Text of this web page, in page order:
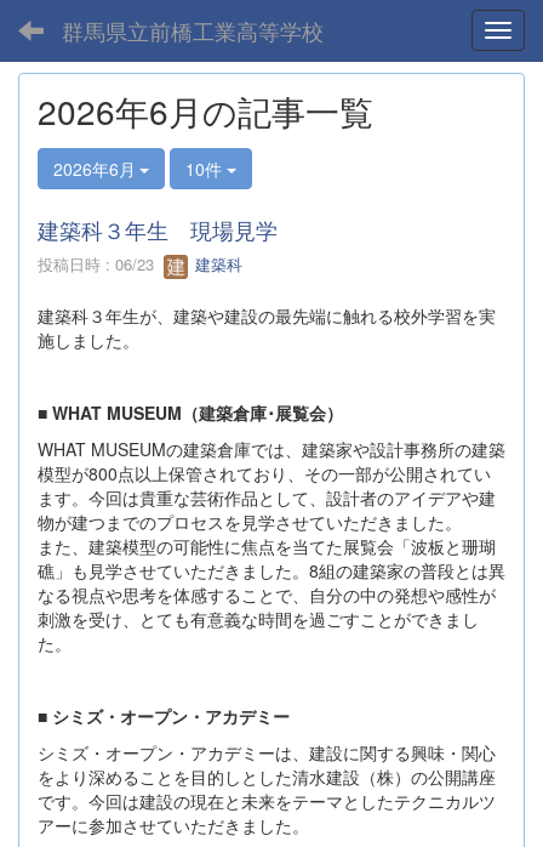
群馬県立前橋工業高等学校
2026年6月の記事一覧
2026年6月 10件
建築科３年生 現場見学
投稿日時 : 06/23 建築科
建築科３年生が、建築や建設の最先端に触れる校外学習を実
施しました。
■ WHAT MUSEUM（建築倉庫･展覧会）
WHAT MUSEUMの建築倉庫では、建築家や設計事務所の建築
模型が800点以上保管されており、その一部が公開されてい
ます。今回は貴重な芸術作品として、設計者のアイデアや建
物が建つまでのプロセスを見学させていただきました。
また、建築模型の可能性に焦点を当てた展覧会「波板と珊瑚
礁」も見学させていただきました。8組の建築家の普段とは異
なる視点や思考を体感することで、自分の中の発想や感性が
刺激を受け、とても有意義な時間を過ごすことができまし
た。
■ シミズ・オープン・アカデミー
シミズ・オープン・アカデミーは、建設に関する興味・関心
をより深めることを目的しとした清水建設（株）の公開講座
です。今回は建設の現在と未来をテーマとしたテクニカルツ
アーに参加させていただきました。